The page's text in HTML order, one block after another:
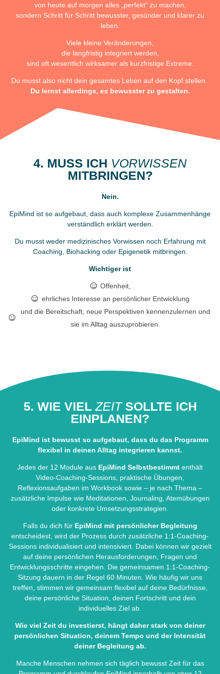
von heute auf morgen alles „perfekt“ zu machen,
sondern Schritt für Schritt bewusster, gesünder und klarer zu
leben.
Viele kleine Veränderungen,
die langfristig integriert werden,
sind oft wesentlich wirksamer als kurzfristige Extreme.
Du musst also nicht dein gesamtes Leben auf den Kopf stellen.
Du lernst allerdings, es bewusster zu gestalten.
4. MUSS ICH VORWISSEN
MITBRINGEN?
Nein.
EpiMind ist so aufgebaut, dass auch komplexe Zusammenhänge
verständlich erklärt werden.
Du musst weder medizinisches Vorwissen noch Erfahrung mit
Coaching, Biohacking oder Epigenetik mitbringen.
Wichtiger ist
Offenheit,
ehrliches Interesse an persönlicher Entwicklung
und die Bereitschaft, neue Perspektiven kennenzulernen und
sie im Alltag auszuprobieren.
5. WIE VIEL ZEITSOLLTE ICH
EINPLANEN?
EpiMind ist bewusst so aufgebaut, dass du das Programm
flexibel in deinen Alltag integrieren kannst.
Jedes der 12 Module aus EpiMind Selbstbestimmt enthält
Video-Coaching-Sessions, praktische Übungen,
Reflexionsaufgaben im Workbook sowie – je nach Thema –
zusätzliche Impulse wie Meditationen, Journaling, Atemübungen
oder konkrete Umsetzungsstrategien.
Falls du dich für EpiMind mit persönlicher Begleitung
entscheidest, wird der Prozess durch zusätzliche 1:1-Coaching-
Sessions individualisiert und intensiviert. Dabei können wir gezielt
auf deine persönlichen Herausforderungen, Fragen und
Entwicklungsschritte eingehen. Die gemeinsamen 1:1-Coaching-
Sitzung dauern in der Regel 60 Minuten. Wie häufig wir uns
treffen, stimmen wir gemeinsam flexibel auf deine Bedürfnisse,
deine persönliche Situation, deinen Fortschritt und dein
individuelles Ziel ab.
Wie viel Zeit du investierst, hängt daher stark von deiner
persönlichen Situation, deinem Tempo und der Intensität
deiner Begleitung ab.
Manche Menschen nehmen sich täglich bewusst Zeit für das